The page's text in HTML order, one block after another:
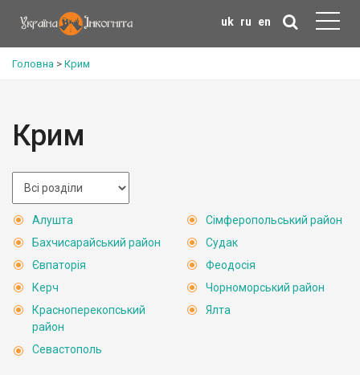
uk ru en
Головна > Крим
Крим
Алушта
Бахчисарайський район
Євпаторія
Керч
Красноперекопський
район
Севастополь
Сімферопольський район
Судак
Феодосія
Чорноморський район
Ялта